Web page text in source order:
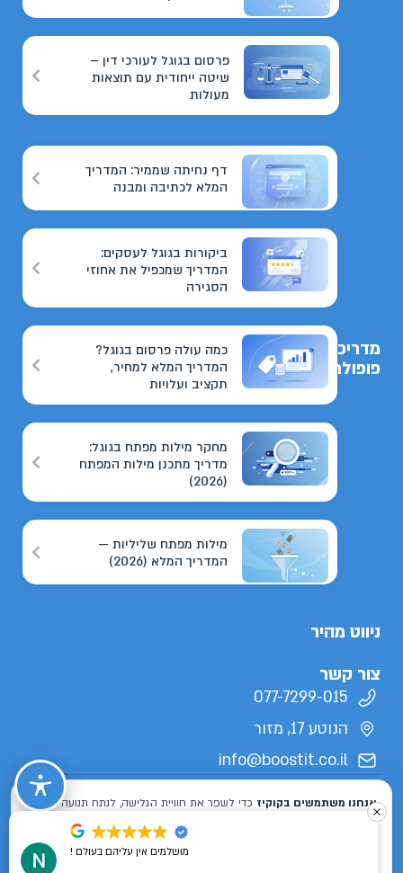
פרסום בגוגל לעורכי דין –
שיטה ייחודית עם תוצאות
מעולות
מדריכים
פופולריים
דף נחיתה שממיר: המדריך
המלא לכתיבה ומבנה
ביקורות בגוגל לעסקים:
המדריך שמכפיל את אחוזי
הסגירה
כמה עולה פרסום בגוגל?
המדריך המלא למחיר,
תקציב ועלויות
מחקר מילות מפתח בגוגל:
מדריך מתכנן מילות המפתח
(2026)
מילות מפתח שליליות —
המדריך המלא (2026)
ניווט מהיר
צור קשר
077-7299-015
הנוטע 17, מזור
info@boostit.co.il
מדיניות פרטיות הצהרת נגישות
מפת אתר
כל הזכויות שמורות לבוסטיט 2026 ©
Designed & Developed by
מושלמים אין עליהם בעולם !